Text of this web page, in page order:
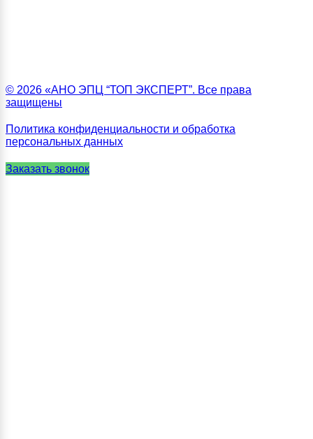
© 2026 «АНО ЭПЦ “ТОП ЭКСПЕРТ”. Все права
защищены
Политика конфиденциальности и обработка
персональных данных
Заказать звонок